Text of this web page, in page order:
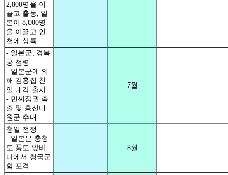
2,800명을 이
끌고 출동, 일
본이 8,000명
을 이끌고 인
천에 상륙
- 일본군, 경복
궁 점령
- 일본군에 의
해 김홍집 친
일 내각 출시
- 민씨정권 축
출 및 흥선대
원군 추대
7월
청일 전쟁
- 일본은 충청
도 풍도 앞바
다에서 청국군
함 포격
8월